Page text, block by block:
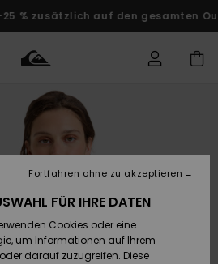
zusätzlich auf den gesamten
Kleidung
Accessoires
Flops
Kleidung
Accessoires
Flops
Shop
Brandneu
Surf Shop
Männer
Snow Shop
Männer
Shop
Outlet
Herren
Auf meine
Bestellung
zugreifen
Versand
FÜR IHRE DATEN
Cookies oder eine
um Informationen auf Ihrem
darauf zuzugreifen. Diese
Fortfahren ohne zu akzeptieren